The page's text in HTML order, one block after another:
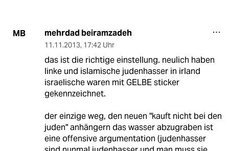
MB mehrdad beiramzadeh
11.11.2013, 17:42 Uhr
das ist die richtige einstellung. neulich haben
linke und islamische judenhasser in irland
israelische waren mit GELBE sticker
gekennzeichnet.
der einzige weg, den neuen "kauft nicht bei den
juden" anhängern das wasser abzugraben ist
eine offensive argumentation (judenhasser